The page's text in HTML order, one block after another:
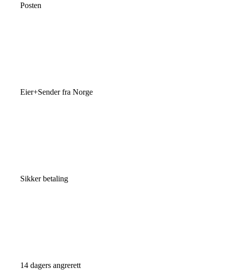
Posten
Eier+Sender fra Norge
Sikker betaling
14 dagers angrerett